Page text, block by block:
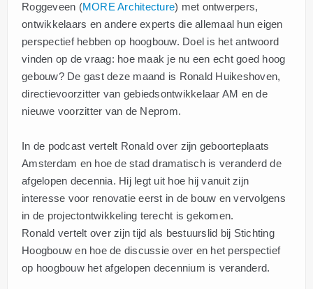
Roggeveen (MORE Architecture) met ontwerpers,
ontwikkelaars en andere experts die allemaal hun eigen
perspectief hebben op hoogbouw. Doel is het antwoord
vinden op de vraag: hoe maak je nu een echt goed hoog
gebouw? De gast deze maand is Ronald Huikeshoven,
directievoorzitter van gebiedsontwikkelaar AM en de
nieuwe voorzitter van de Neprom.
In de podcast vertelt Ronald over zijn geboorteplaats
Amsterdam en hoe de stad dramatisch is veranderd de
afgelopen decennia. Hij legt uit hoe hij vanuit zijn
interesse voor renovatie eerst in de bouw en vervolgens
in de projectontwikkeling terecht is gekomen.
Ronald vertelt over zijn tijd als bestuurslid bij Stichting
Hoogbouw en hoe de discussie over en het perspectief
op hoogbouw het afgelopen decennium is veranderd.